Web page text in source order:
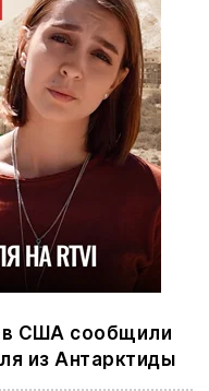
в США сообщили
из Антарктиды